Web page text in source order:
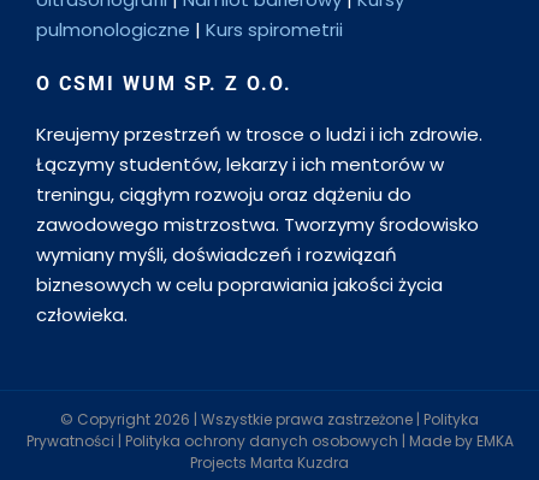
pulmonologiczne | Kurs spirometrii
O CSMI WUM SP. Z O.O.
Kreujemy przestrzeń w trosce o ludzi i ich zdrowie.
Łączymy studentów, lekarzy i ich mentorów w
treningu, ciągłym rozwoju oraz dążeniu do
zawodowego mistrzostwa. Tworzymy środowisko
wymiany myśli, doświadczeń i rozwiązań
biznesowych w celu poprawiania jakości życia
człowieka.
© Copyright 2026 | Wszystkie prawa zastrzeżone | Polityka
Prywatności | Polityka ochrony danych osobowych | Made by EMKA
Projects Marta Kuzdra